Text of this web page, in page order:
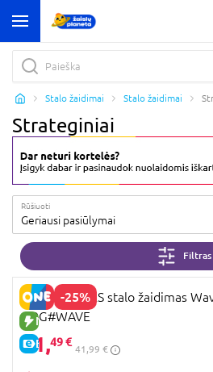
Stalo žaidimai Stalo žaidimai
Strateginiai
Rūšiuoti
Geriausi pasiūlymai
Filtras
-25%
NAUJA PREKĖ
E-KAINA
BRAIN GAMES stalo žaidimas
BRG#WAVE
31,49 €
41,99 €